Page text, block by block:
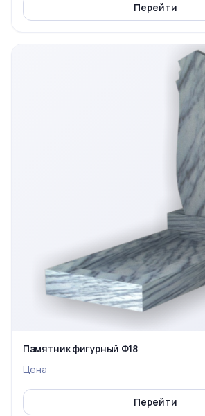
Перейти
Памятник фигурный Ф18
Цена
Перейти